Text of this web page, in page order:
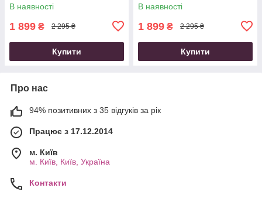
В наявності
1 899 ₴ 2 295 ₴
Купити
В наявності
1 899 ₴ 2 295 ₴
Купити
Про нас
94% позитивних з 35 відгуків за рік
Працює з 17.12.2014
м. Київ
м. Київ, Київ, Україна
Контакти